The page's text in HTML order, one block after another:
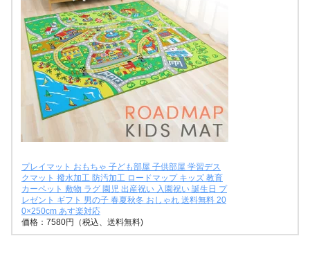
プレイマット おもちゃ 子ども部屋 子供部屋 学習デス
クマット 撥水加工 防汚加工 ロードマップ キッズ 教育
カーペット 敷物 ラグ 園児 出産祝い 入園祝い 誕生日 プ
レゼント ギフト 男の子 春夏秋冬 おしゃれ 送料無料 20
0×250cm あす楽対応
価格：7580円（税込、送料無料)